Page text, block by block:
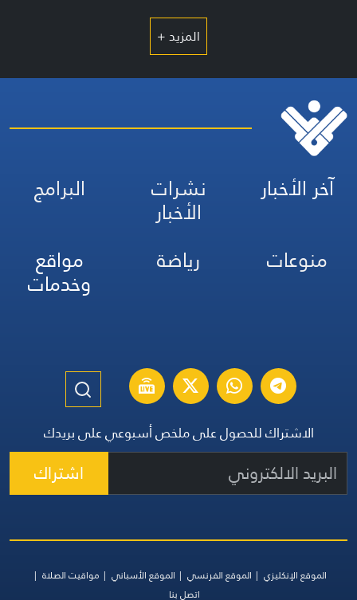
المزيد +
آخر الأخبار نشرات
الأخبار
البرامج
منوعات
رياضة مواقع
وخدمات
الاشتراك للحصول على ملخص أسبوعي على بريدك
اشتراك
الموقع الإنكليزي الموقع الفرنسي الموقع الأسباني
مواقيت الصلاة
اتصل بنا